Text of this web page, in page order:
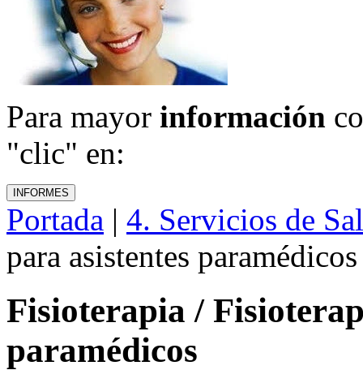
Para mayor información
"clic" en:
Portada | 4. Servicios de
para asistentes paramédicos
Fisioterapia /
paramédicos